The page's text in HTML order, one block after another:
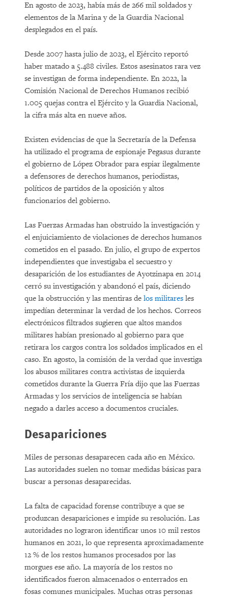
En agosto de 2023, había más de 266 mil soldados y
elementos de la Marina y de la Guardia Nacional
desplegados en el país.
Desde 2007 hasta julio de 2023, el Ejército reportó
haber matado a 5.488 civiles. Estos asesinatos rara vez
se investigan de forma independiente. En 2022, la
Comisión Nacional de Derechos Humanos recibió
1.005 quejas contra el Ejército y la Guardia Nacional,
la cifra más alta en nueve años.
Existen evidencias de que la Secretaría de la Defensa
ha utilizado el programa de espionaje Pegasus durante
el gobierno de López Obrador para espiar ilegalmente
a defensores de derechos humanos, periodistas,
políticos de partidos de la oposición y altos
funcionarios del gobierno.
Las Fuerzas Armadas han obstruido la investigación y
el enjuiciamiento de violaciones de derechos humanos
cometidos en el pasado. En julio, el grupo de expertos
independientes que investigaba el secuestro y
desaparición de los estudiantes de Ayotzinapa en 2014
cerró su investigación y abandonó el país, diciendo
que la obstrucción y las mentiras de los militares les
impedían determinar la verdad de los hechos. Correos
electrónicos filtrados sugieren que altos mandos
militares habían presionado al gobierno para que
retirara los cargos contra los soldados implicados en el
caso. En agosto, la comisión de la verdad que investiga
los abusos militares contra activistas de izquierda
cometidos durante la Guerra Fría dijo que las Fuerzas
Armadas y los servicios de inteligencia se habían
negado a darles acceso a documentos cruciales.
Desapariciones
Miles de personas desaparecen cada año en México.
Las autoridades suelen no tomar medidas básicas para
buscar a personas desaparecidas.
La falta de capacidad forense contribuye a que se
produzcan desapariciones e impide su resolución. Las
autoridades no lograron identificar unos 10 mil restos
humanos en 2021, lo que representa aproximadamente
12 % de los restos humanos procesados por las
morgues ese año. La mayoría de los restos no
identificados fueron almacenados o enterrados en
fosas comunes municipales. Muchas otras personas